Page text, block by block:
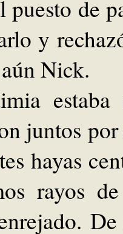
puesto de
y
Nick.
juntos
hayas
rayos